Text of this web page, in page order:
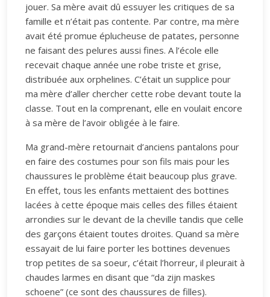
jouer. Sa mère avait dû essuyer les critiques de sa
famille et n’était pas contente. Par contre, ma mère
avait été promue éplucheuse de patates, personne
ne faisant des pelures aussi fines. A l’école elle
recevait chaque année une robe triste et grise,
distribuée aux orphelines. C’était un supplice pour
ma mère d’aller chercher cette robe devant toute la
classe. Tout en la comprenant, elle en voulait encore
à sa mère de l’avoir obligée à le faire.
Ma grand-mère retournait d’anciens pantalons pour
en faire des costumes pour son fils mais pour les
chaussures le problème était beaucoup plus grave.
En effet, tous les enfants mettaient des bottines
lacées à cette époque mais celles des filles étaient
arrondies sur le devant de la cheville tandis que celle
des garçons étaient toutes droites. Quand sa mère
essayait de lui faire porter les bottines devenues
trop petites de sa soeur, c’était l’horreur, il pleurait à
chaudes larmes en disant que “da zijn maskes
schoene” (ce sont des chaussures de filles).